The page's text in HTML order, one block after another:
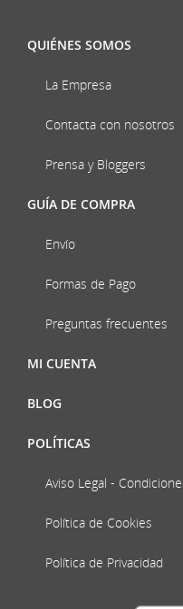
QUIÉNES SOMOS
La Empresa
Contacta con nosotros
Prensa y Bloggers
GUÍA DE COMPRA
Envío
Formas de Pago
Preguntas frecuentes
MI CUENTA
BLOG
POLÍTICAS
Aviso Legal -
Política de Cookies
Política de Privacidad